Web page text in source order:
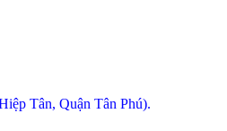
Tân, Quận Tân Phú).